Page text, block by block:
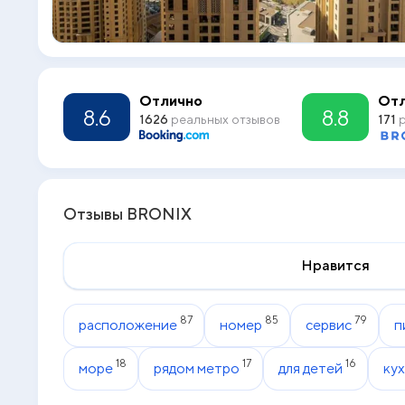
8.6
Отлично
1626 реальных отзывов 8.8 171
Отзывы BRONIX
Нравится
расположение 87 номер 85 сервис 79
море 18 рядом метро 17 для детей 16